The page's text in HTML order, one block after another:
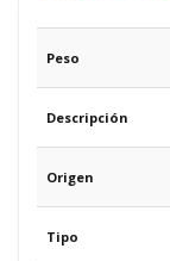
Peso
Descripción
Origen
Tipo